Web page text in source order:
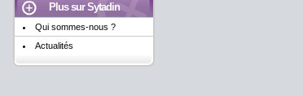
Plus sur Sytadin
Qui sommes-nous ?
Actualités